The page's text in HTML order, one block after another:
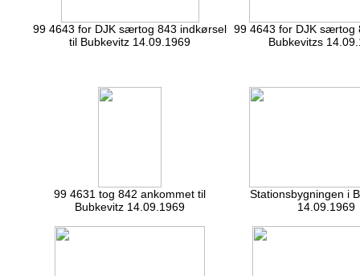
99 4643 for DJK særtog 843 indkørsel
til Bubkevitz 14.09.1969
99 4643 for DJK særtog
Bubkevitzs
99 4631 tog 842 ankommet til
Bubkevitz 14.09.1969
Stationsbygningen i
14.09.1969